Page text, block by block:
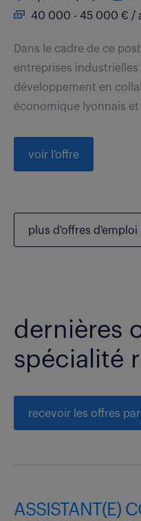
40 000 - 45 000 € /
Dans le cadre de ce
entreprises
développement en
économique lyonnais
voir l'offre
plus d'offres
dernières
spécialité
recevoir les offres par
ASSISTANT(E)